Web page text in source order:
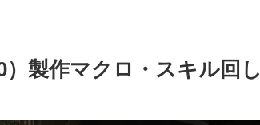
）製作マクロ・スキル回し